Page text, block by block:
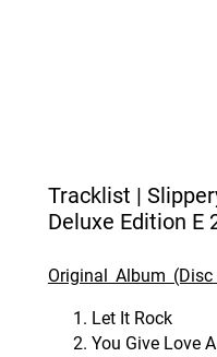
Tracklist |
Deluxe Edition E
Original Album
Let It Rock
You Give Love